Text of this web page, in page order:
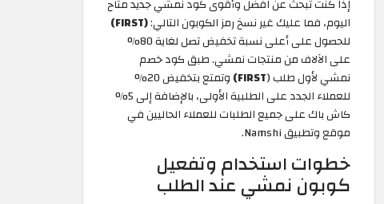
إذا كنت تبحث عن افضل وأقوى كود نمشي جديد متاح
اليوم، فما عليك غير نسخ رمز الكوبون التالي:(FIRST)
للحصول على أعلى نسبة تخفيض تصل لغاية 80%
على الآلاف من منتجات نمشي. طبق كود خصم
نمشي لأول طلب (FIRST)
وتمتع بتخفيض 20%
للعملاء الجدد على الطلبية الأولى، بالإضافة إلى 5%
كاش باك على جميع الطلبات للعملاء الحاليين في
موقع وتطبيق Namshi.
خطوات استخدام وتفعيل
كوبون نمشي عند الطلب